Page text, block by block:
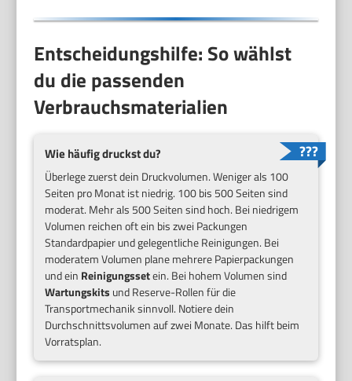
Entscheidungshilfe: So wählst
du die passenden
Verbrauchsmaterialien
Wie häufig druckst du?
Überlege zuerst dein Druckvolumen. Weniger als 100
Seiten pro Monat ist niedrig. 100 bis 500 Seiten sind
moderat. Mehr als 500 Seiten sind hoch. Bei niedrigem
Volumen reichen oft ein bis zwei Packungen
Standardpapier und gelegentliche Reinigungen. Bei
moderatem Volumen plane mehrere Papierpackungen
und ein Reinigungssetein. Bei hohem Volumen sind
Wartungskits und Reserve-Rollen für die
Transportmechanik sinnvoll. Notiere dein
Durchschnittsvolumen auf zwei Monate. Das hilft beim
Vorratsplan.